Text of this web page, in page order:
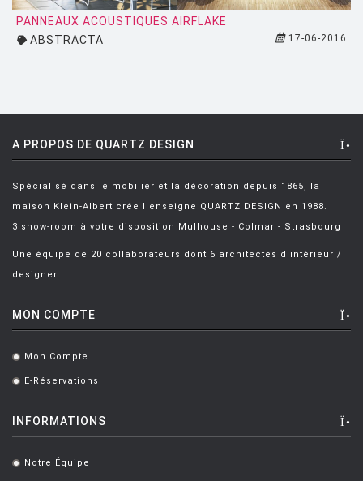
FATBOY
FERMOB
FONTANA ARTE
FOSCARINI
GERVASONI
GUBI
HAY
HOUE
PANNEAUX ACOUSTIQUES AIRFLAKE
ABSTRACTA
17-06-2016
A PROPOS DE QUARTZ DESIGN
Spécialisé dans le mobilier et la décoration depuis 1865, la
maison Klein-Albert crée l'enseigne QUARTZ DESIGN en 1988.
3 show-room à votre disposition Mulhouse - Colmar - Strasbourg
Une équipe de 20 collaborateurs dont 6 architectes d'intérieur /
designer
MON COMPTE
. Mon Compte
. E-Réservations
INFORMATIONS
. Notre Équipe